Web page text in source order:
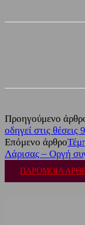
Προηγούμενο
οδηγεί στις
Επόμενο άρθρο
Λάρισας – Οργή
ΠΑΡΟΜΟΙΑ